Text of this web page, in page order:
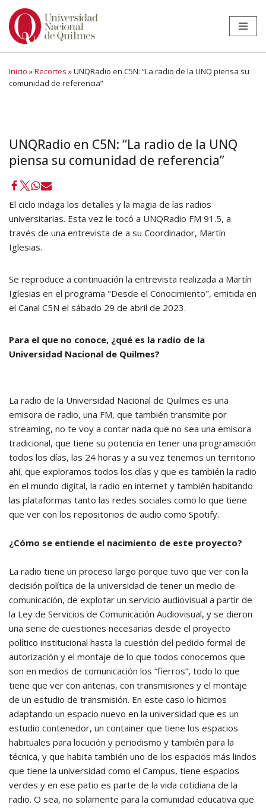
Ir
Inicio »Recortes »UNQRadio en C5N: “La radio de la UNQ piensa su
comunidad de referencia”
UNQRadio en C5N: “La radio de la UNQ
piensa su comunidad de referencia”
El ciclo indaga los detalles y la magia de las radios
universitarias. Esta vez le tocó a UNQRadio FM 91.5, a
través de una entrevista de a su Coordinador, Martín
Iglesias.
Se reproduce a continuación la entrevista realizada a Martín
Iglesias en el programa "Desde el Conocimiento", emitida en
el Canal C5N el sábado 29 de abril de 2023.
Para el que no conoce, ¿qué es la radio de la
Universidad Nacional de Quilmes?
La radio de la Universidad Nacional de Quilmes es una
emisora de radio, una FM, que también transmite por
streaming, no te voy a contar nada que no sea una emisora
tradicional, que tiene su potencia en tener una programación
todos los días, las 24 horas y a su vez tenemos un territorio
ahí, que exploramos todos los días y que es también la radio
en el mundo digital, la radio en internet y también habitando
las plataformas tanto las redes sociales como lo que tiene
que ver con los repositorios de audio como Spotify.
¿Cómo se entiende el nacimiento de este proyecto?
La radio tiene un proceso largo porque tuvo que ver con la
decisión política de la universidad de tener un medio de
comunicación, de explotar un servicio audiovisual a partir de
la Ley de Servicios de Comunicación Audiovisual, y se dieron
una serie de cuestiones necesarias desde el proyecto
político institucional hasta la cuestión del pedido formal de
autorización y el montaje de lo que todos conocemos que
son en medios de comunicación los “fierros”, todo lo que
tiene que ver con antenas, con transmisiones y el montaje
de un estudio de transmisión. En este caso lo hicimos
adaptando un espacio nuevo en la universidad que es un
estudio contenedor, un container que tiene los espacios
habituales para locución y periodismo y también para la
técnica, y que habita también uno de los espacios más lindos
que tiene la universidad como el Campus, tiene espacios
verdes y en ese patio es parte de la vida cotidiana de la
radio. O sea, no solamente para la comunidad educativa que